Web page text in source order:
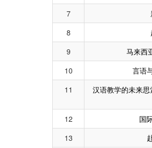
7
8
9
马来西
10
言语
11
汉语教学的未来
12 国
13